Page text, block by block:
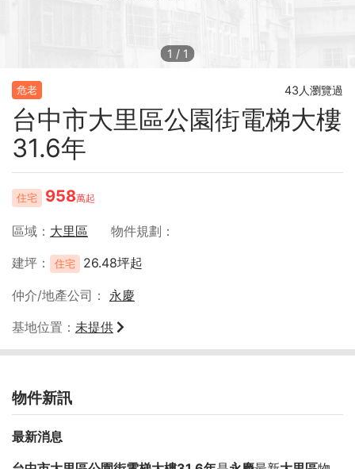
1 / 1
危老 43人瀏覽過
台中市大里區公園街電梯大樓
31.6年
住宅 958萬起
區域 大里區
物件規劃
建坪
住宅 26.48坪起
仲介/地產公司
永慶
基地位置
未提供
物件新訊
最新消息